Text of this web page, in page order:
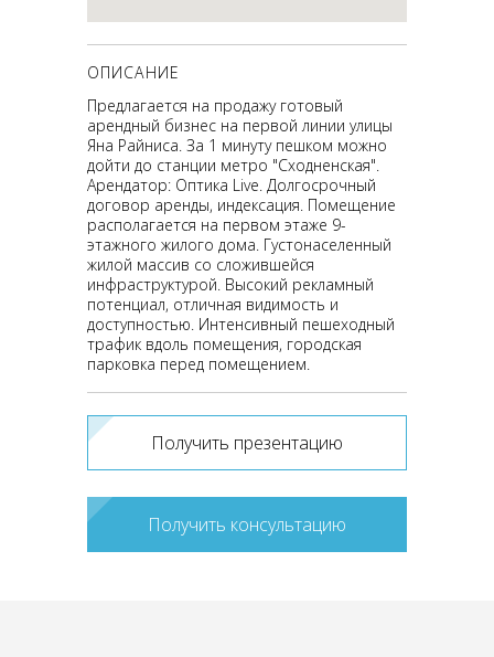
ОПИСАНИЕ
Предлагается на продажу готовый
арендный бизнес на первой линии улицы
Яна Райниса. За 1 минуту пешком можно
дойти до станции метро "Сходненская".
Арендатор: Оптика Live. Долгосрочный
договор аренды, индексация. Помещение
располагается на первом этаже 9-
этажного жилого дома. Густонаселенный
жилой массив со сложившейся
инфраструктурой. Высокий рекламный
потенциал, отличная видимость и
доступностью. Интенсивный пешеходный
трафик вдоль помещения, городская
парковка перед помещением.
Получить презентацию
Получить консультацию